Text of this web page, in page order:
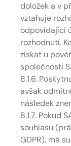
doložek a v
vztahuje
odpovídající
rozhodnutí.
získat u
společnosti
8.1.6.
avšak
následek
8.1.7. Pokud
souhlasu
GDPR), má